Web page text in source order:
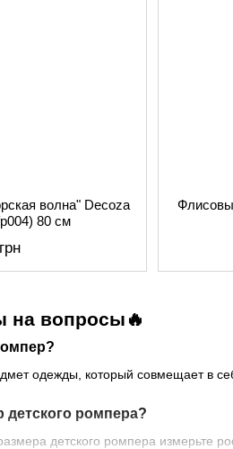
на вопросы🔥
одежды, который совмещает в
детского ромпера?
детского ромпера измерьте
волна" Decoza
80 см